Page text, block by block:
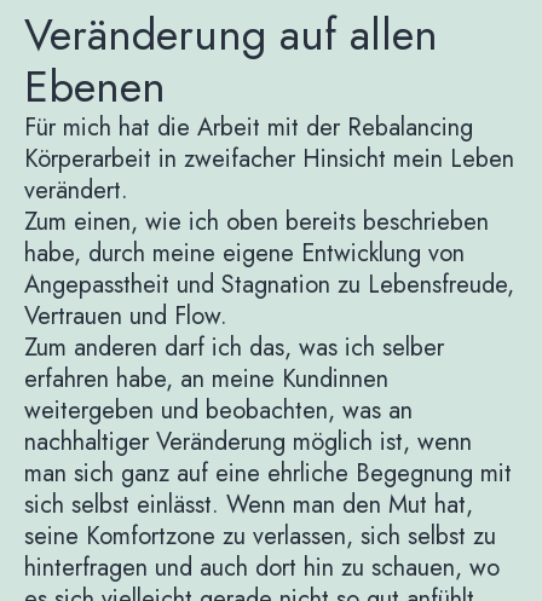
Veränderung auf allen
Ebenen
Für mich hat die Arbeit mit der Rebalancing
Körperarbeit in zweifacher Hinsicht mein Leben
verändert.
Zum einen, wie ich oben bereits beschrieben
habe, durch meine eigene Entwicklung von
Angepasstheit und Stagnation zu Lebensfreude,
Vertrauen und Flow.
Zum anderen darf ich das, was ich selber
erfahren habe, an meine Kundinnen
weitergeben und beobachten, was an
nachhaltiger Veränderung möglich ist, wenn
man sich ganz auf eine ehrliche Begegnung mit
sich selbst einlässt. Wenn man den Mut hat,
seine Komfortzone zu verlassen, sich selbst zu
hinterfragen und auch dort hin zu schauen, wo